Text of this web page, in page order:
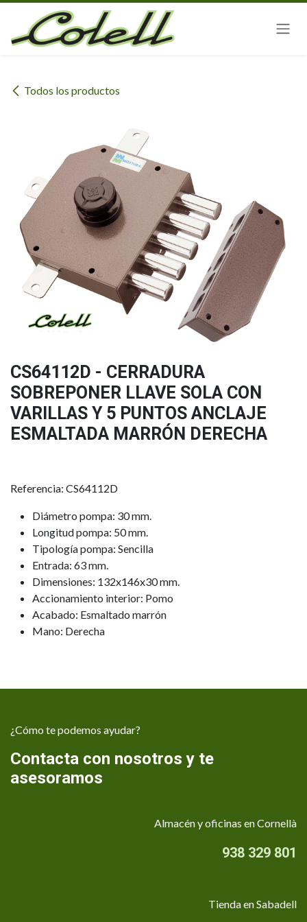
Ir al contenido
Todos los productos
CS64112D - CERRADURA
SOBREPONER LLAVE SOLA CON
VARILLAS Y 5 PUNTOS ANCLAJE
ESMALTADA MARRÓN DERECHA
Referencia: CS64112D
Diámetro pompa: 30 mm.
Longitud pompa: 50 mm.
Tipología pompa: Sencilla
Entrada: 63 mm.
Dimensiones: 132x146x30 mm.
Accionamiento interior: Pomo
Acabado: Esmaltado marrón
Mano: Derecha
¿Cómo te podemos ayudar?
Contacta con nosotros y te
asesoramos
Almacén y oficinas en Cornellà
938 329 801
Tienda en Sabadell